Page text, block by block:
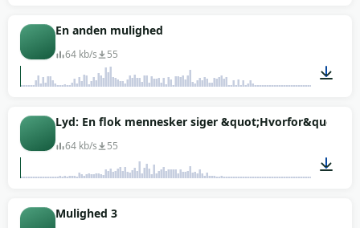
En anden mulighed
64 kb/s 55
00:01
Lyd: En flok mennesker siger &quot;Hvorfor&quot;
64 kb/s 55
Mulighed 3